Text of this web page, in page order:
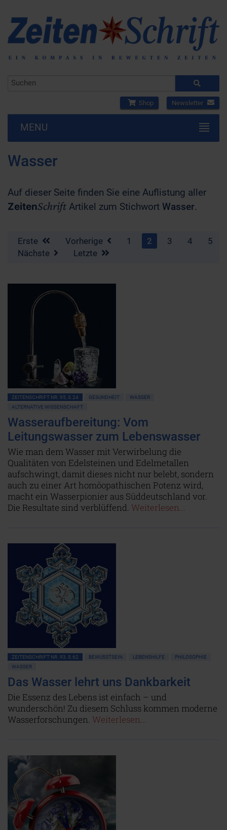
Shop Newsletter
MENU
Wasser
Auf dieser Seite finden Sie eine Auflistung aller
ZeitenSchrift Artikel zum Stichwort Wasser.
Erste Vorherige 1 2 3 4
5
Nächste
Letzte
ZEITENSCHRIFT NR. 95, S.24 GESUNDHEIT
WASSER
ALTERNATIVE WISSENSCHAFT
Wasseraufbereitung: Vom
Leitungswasser zum Lebenswasser
Wie man dem Wasser mit Verwirbelung die
Qualitäten von Edelsteinen und Edelmetallen
aufschwingt, damit dieses nicht nur belebt, sondern
auch zu einer Art homöopathischen Potenz wird,
macht ein Wasserpionier aus Süddeutschland vor.
Die Resultate sind verblüffend. Weiterlesen...
ZEITENSCHRIFT NR. 93, S.62 BEWUSSTSEIN LEBENSHILFE
PHILOSOPHIE
WASSER
Das Wasser lehrt uns Dankbarkeit
Die Essenz des Lebens ist einfach – und
wunderschön! Zu diesem Schluss kommen moderne
Wasserforschungen. Weiterlesen...